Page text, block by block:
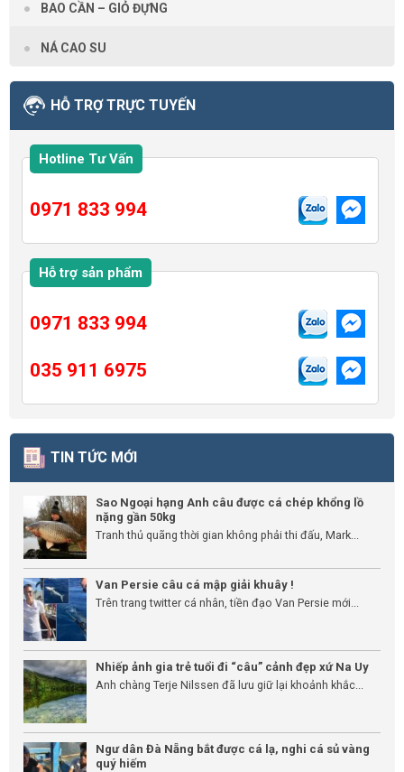
BAO CẦN – GIỎ ĐỰNG
NÁ CAO SU
HỖ TRỢ TRỰC TUYẾN
Hotline Tư Vấn
0971 833 994
Hỗ trợ sản phẩm
0971 833 994
035 911 6975
TIN TỨC MỚI
Sao Ngoại hạng Anh câu được cá chép khổng lồ
nặng gần 50kg
Tranh thủ quãng thời gian không phải thi đấu, Mark...
Van Persie câu cá mập giải khuây !
Trên trang twitter cá nhân, tiền đạo Van Persie mới...
Nhiếp ảnh gia trẻ tuổi đi “câu” cảnh đẹp xứ Na Uy
Anh chàng Terje Nilssen đã lưu giữ lại khoảnh khắc...
Ngư dân Đà Nẵng bắt được cá lạ, nghi cá sủ vàng
quý hiếm